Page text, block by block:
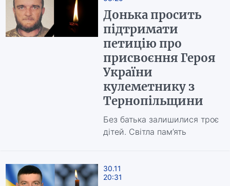
Донька просить
підтримати
петицію про
присвоєння Героя
України
кулеметнику з
Тернопільщини
Без батька залишилися троє
дітей. Світла пам’ять
30.11
20:31